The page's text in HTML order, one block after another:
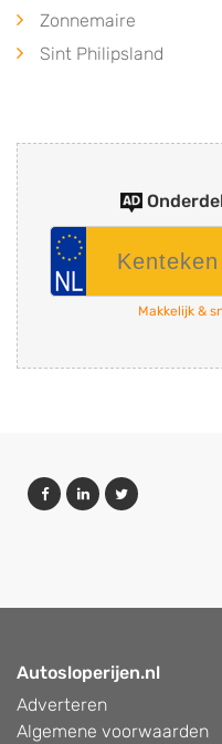
Zonnemaire
Sint Philipsland
Makkelijk &
Autosloperijen.nl
Adverteren
Algemene voorwaarden